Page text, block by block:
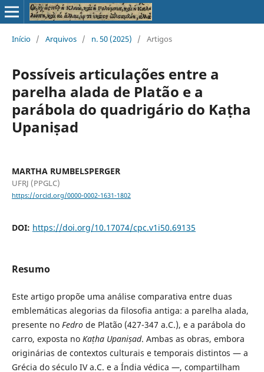
Início / Arquivos / n. 50 (2025) / Artigos
Possíveis articulações entre a
parelha alada de Platão e a
parábola do quadrigário do Kaṭha
Upaniṣad
MARTHA RUMBELSPERGER
UFRJ (PPGLC)
https://orcid.org/0000-0002-1631-1802
DOI: https://doi.org/10.17074/cpc.v1i50.69135
Resumo
Este artigo propõe uma análise comparativa entre duas
emblemáticas alegorias da filosofia antiga: a parelha alada,
presente no Fedrode Platão (427-347 a.C.), e a parábola do
carro, exposta no Kaṭha Upaniṣad. Ambas as obras, embora
originárias de contextos culturais e temporais distintos — a
Grécia do século IV a.C. e a Índia védica —, compartilham